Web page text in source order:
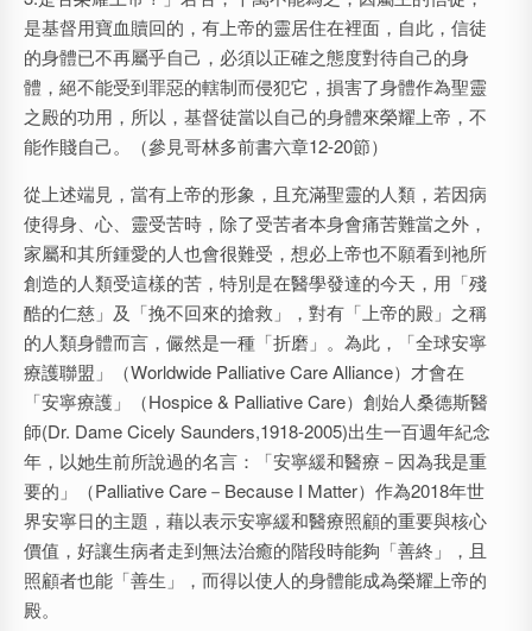
是基督用寶血贖回的，有上帝的靈居住在裡面，自此，信徒
的身體已不再屬乎自己，必須以正確之態度對待自己的身
體，絕不能受到罪惡的轄制而侵犯它，損害了身體作為聖靈
之殿的功用，所以，基督徒當以自己的身體來榮耀上帝，不
能作賤自己。（參見哥林多前書六章12-20節）
從上述端見，當有上帝的形象，且充滿聖靈的人類，若因病
使得身、心、靈受苦時，除了受苦者本身會痛苦難當之外，
家屬和其所鍾愛的人也會很難受，想必上帝也不願看到祂所
創造的人類受這樣的苦，特別是在醫學發達的今天，用「殘
酷的仁慈」及「挽不回來的搶救」，對有「上帝的殿」之稱
的人類身體而言，儼然是一種「折磨」。為此，「全球安寧
療護聯盟」（Worldwide Palliative Care Alliance）才會在
「安寧療護」（Hospice & Palliative Care）創始人桑德斯醫
師(Dr. Dame Cicely Saunders,1918-2005)出生一百週年紀念
年，以她生前所說過的名言：「安寧緩和醫療－因為我是重
要的」（Palliative Care－Because I Matter）作為2018年世
界安寧日的主題，藉以表示安寧緩和醫療照顧的重要與核心
價值，好讓生病者走到無法治癒的階段時能夠「善終」，且
照顧者也能「善生」，而得以使人的身體能成為榮耀上帝的
殿。